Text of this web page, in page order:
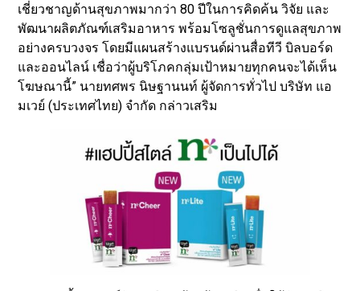
เชี่ยวชาญด้านสุขภาพมากว่า 80 ปีในการคิดค้น วิจัย และ
พัฒนาผลิตภัณฑ์เสริมอาหาร พร้อมโซลูชั่นการดูแลสุขภาพ
อย่างครบวงจร โดยมีแผนสร้างแบรนด์ผ่านสื่อทีวี บิลบอร์ด
และออนไลน์ เชื่อว่าผู้บริโภคกลุ่มเป้าหมายทุกคนจะได้เห็น
โฆษณานี้” นายทศพร นิษฐานนท์ ผู้จัดการทั่วไป บริษัท แอ
มเวย์ (ประเทศไทย) จำกัด กล่าวเสริม